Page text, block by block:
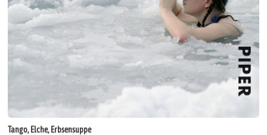
Tango, Elche, Erbsensuppe